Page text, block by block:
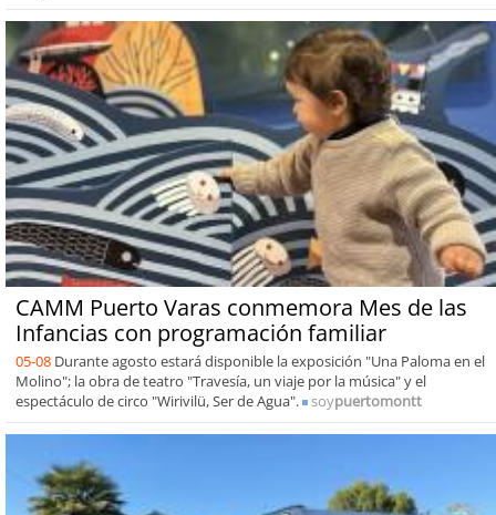
CAMM Puerto Varas conmemora Mes de las
Infancias con programación familiar
05-08 Durante agosto estará disponible la exposición "Una Paloma en el
Molino"; la obra de teatro "Travesía, un viaje por la música" y el
espectáculo de circo "Wirivilü, Ser de Agua".
soypuertomontt